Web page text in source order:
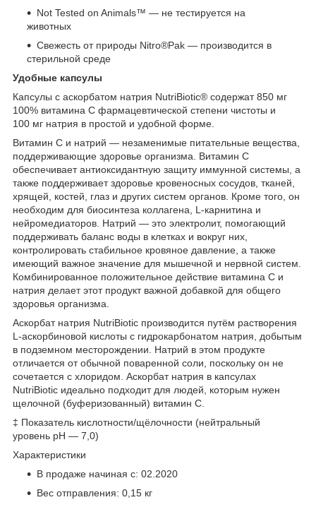
Not Tested on Animals™ — не тестируется на
животных
Свежесть от природы Nitro®Pak — производится в
стерильной среде
Удобные капсулы
Капсулы с аскорбатом натрия NutriBiotic® содержат 850 мг
100% витамина C фармацевтической степени чистоты и
100 мг натрия в простой и удобной форме.
Витамин C и натрий — незаменимые питательные вещества,
поддерживающие здоровье организма. Витамин C
обеспечивает антиоксидантную защиту иммунной системы, а
также поддерживает здоровье кровеносных сосудов, тканей,
хрящей, костей, глаз и других систем органов. Кроме того, он
необходим для биосинтеза коллагена, L-карнитина и
нейромедиаторов. Натрий — это электролит, помогающий
поддерживать баланс воды в клетках и вокруг них,
контролировать стабильное кровяное давление, а также
имеющий важное значение для мышечной и нервной систем.
Комбинированное положительное действие витамина С и
натрия делает этот продукт важной добавкой для общего
здоровья организма.
Аскорбат натрия NutriBiotic производится путём растворения
L-аскорбиновой кислоты с гидрокарбонатом натрия, добытым
в подземном месторождении. Натрий в этом продукте
отличается от обычной поваренной соли, поскольку он не
сочетается с хлоридом. Аскорбат натрия в капсулах
NutriBiotic идеально подходит для людей, которым нужен
щелочной (буферизованный) витамин C.
‡ Показатель кислотности/щёлочности (нейтральный
уровень pH — 7,0)
Характеристики
В продаже начиная с: 02.2020
Вес отправления: 0,15 кг